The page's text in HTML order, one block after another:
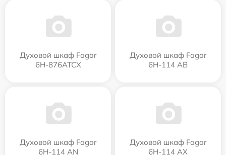
Духовой шкаф Fagor
6H-876ATCX
Духовой шкаф Fagor
6H-114 AB
Духовой шкаф Fagor
6H-114 AN
Духовой шкаф Fagor
6H-114 AX